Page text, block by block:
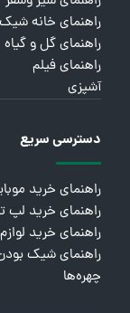
راهنمای خانه شیک
راهنمای گل و گیاه
راهنمای فیلم
آشپزی
دسترسی سریع
راهنمای خرید
راهنمای خرید لپ
راهنمای خرید
راهنمای شیک
چهره‌ها